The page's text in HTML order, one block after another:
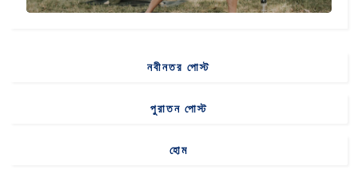
নবীনতর পোস্ট
পুরাতন পোস্ট
হোম